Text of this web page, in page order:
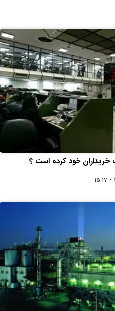
خریداران خود کرده است ؟